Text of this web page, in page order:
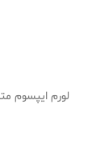
لورم ایپسوم